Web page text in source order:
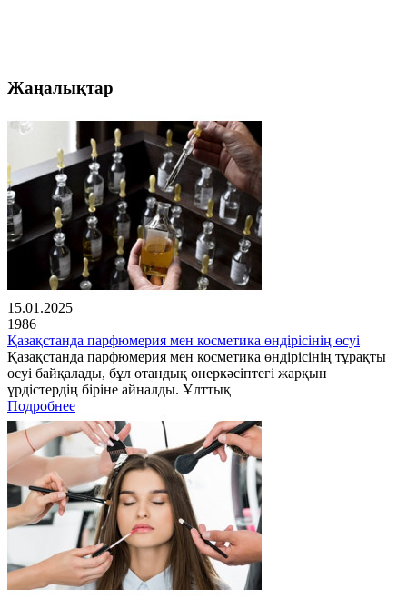
Жаңалықтар
15.01.2025
1986
Қазақстанда парфюмерия мен косметика өндірісінің өсуі
Қазақстанда парфюмерия мен косметика өндірісінің тұрақты
өсуі байқалады, бұл отандық өнеркәсіптегі жарқын
үрдістердің біріне айналды. Ұлттық
Подробнее